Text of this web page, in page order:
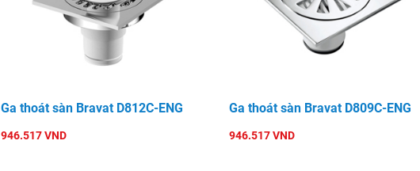
Ga thoát sàn Bravat D812C-ENG
946.517 VND
Ga thoát sàn Bravat D809C-ENG
946.517 VND